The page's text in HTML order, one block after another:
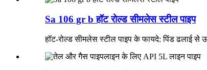
Sa 106 gr b हॉट रोल्ड सीमलेस स्टील पाइप
हॉट-रोल्ड सीमलेस स्टील पाइप के फायदे: पिंड ढलाई